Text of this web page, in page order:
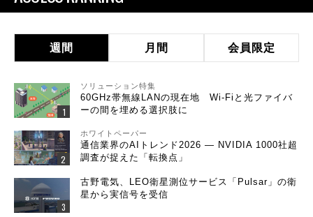
週間 月間 会員限定
ソリューション特集
60GHz帯無線LANの現在地 Wi-Fiと光ファイバ
ーの間を埋める選択肢に
ホワイトペーパー
通信業界のAIトレンド2026 ― NVIDIA 1000社超
調査が捉えた「転換点」
古野電気、LEO衛星測位サービス「Pulsar」の衛
星から実信号を受信